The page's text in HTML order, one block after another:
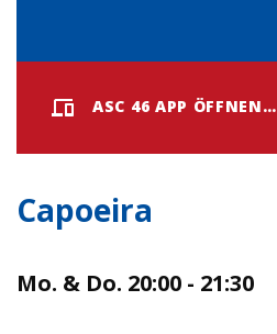
ASC 46 APP ÖFFNEN…
Capoeira
Mo. & Do. 20:00 - 21:30